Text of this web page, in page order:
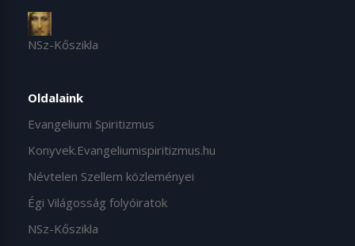
NSz-Kőszikla
Oldalaink
Evangeliumi Spiritizmus
Konyvek.Evangeliumispiritizmus.hu
Névtelen Szellem közleményei
Égi Világosság folyóiratok
NSz-Kőszikla